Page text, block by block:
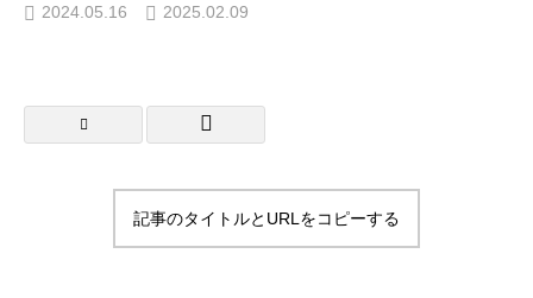
2024.05.16 2025.02.09
記事のタイトルとURLをコピーする